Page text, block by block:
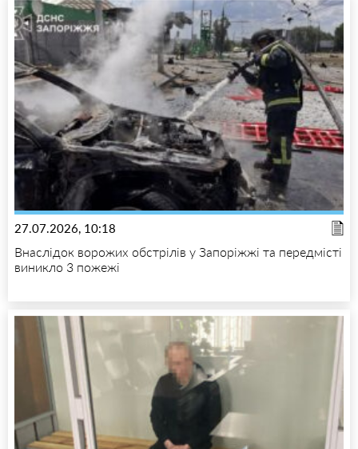
27.07.2026, 10:18
Внаслідок ворожих обстрілів у Запоріжжі та передмісті
виникло 3 пожежі